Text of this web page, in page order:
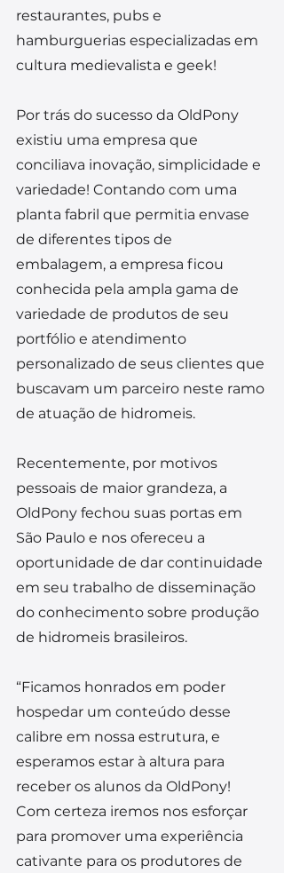
restaurantes, pubs e
hamburguerias especializadas em
cultura medievalista e geek!
Por trás do sucesso da OldPony
existiu uma empresa que
conciliava inovação, simplicidade e
variedade! Contando com uma
planta fabril que permitia envase
de diferentes tipos de
embalagem, a empresa ficou
conhecida pela ampla gama de
variedade de produtos de seu
portfólio e atendimento
personalizado de seus clientes que
buscavam um parceiro neste ramo
de atuação de hidromeis.
Recentemente, por motivos
pessoais de maior grandeza, a
OldPony fechou suas portas em
São Paulo e nos ofereceu a
oportunidade de dar continuidade
em seu trabalho de disseminação
do conhecimento sobre produção
de hidromeis brasileiros.
“Ficamos honrados em poder
hospedar um conteúdo desse
calibre em nossa estrutura, e
esperamos estar à altura para
receber os alunos da OldPony!
Com certeza iremos nos esforçar
para promover uma experiência
cativante para os produtores de